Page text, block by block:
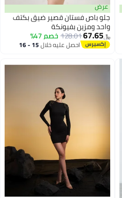
عرض
جلو باص فستان قصير ضيق بكتف
واحد ومزين بفيونكة
﷼‏67.65
128.01خصم 47%
احصل عليه خلال 15 - 16